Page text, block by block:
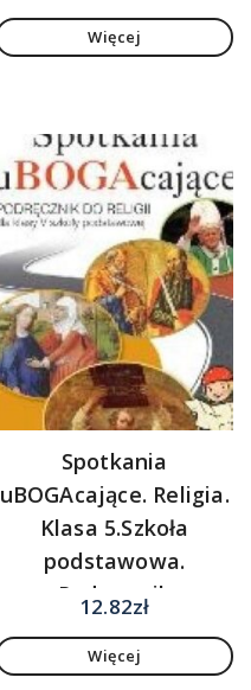
Więcej
Spotkania
uBOGAcające. Religia.
Klasa 5.Szkoła
podstawowa.
Podręcznik
12.82zł
Więcej